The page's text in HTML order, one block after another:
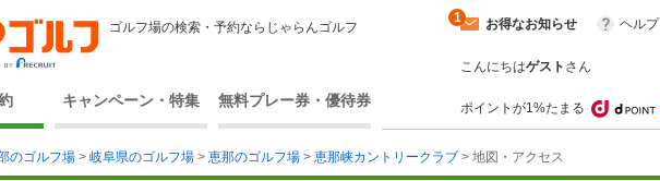
ゴルフ場の検索・予約ならじゃらんゴルフ
キャンペーン・特集 無料プレー券・優待券
お得なお知らせ
1 ヘルプ
こんにちはゲスト さん
ポイントが1%たまる
のゴルフ場 > 岐阜県のゴルフ場 > 恵那のゴルフ場 > 恵那峡カントリークラブ > 地図・アクセス